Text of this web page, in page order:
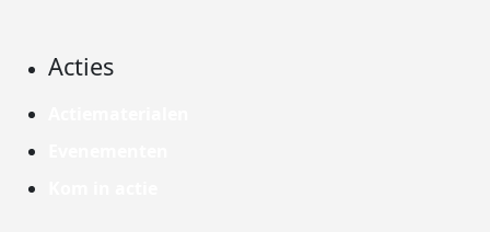
Acties